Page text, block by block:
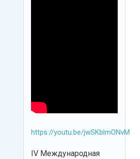
https://youtu.be/jwSKblmONvM
IV Международная